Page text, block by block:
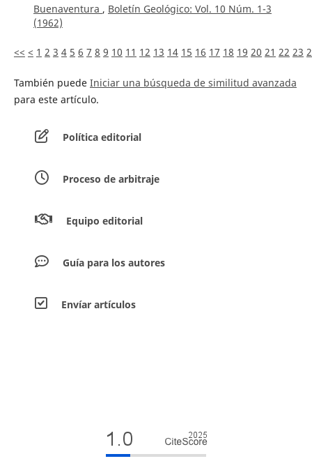
Buenaventura , Boletín Geológico: Vol. 10 Núm. 1-3
(1962)
<< < 1 2 3 4 5 6 7 8 9 10 11 12 13 14 15 16 17 18 19 20 21 22 23
También puede Iniciar una búsqueda de similitud avanzada
para este artículo.
Política editorial
Proceso de arbitraje
Equipo editorial
Guía para los autores
Envíar artículos